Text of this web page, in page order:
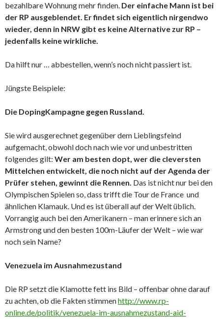
bezahlbare Wohnung mehr finden. Der einfache Mann ist bei
der RP ausgeblendet. Er findet sich eigentlich nirgendwo
wieder, denn in NRW gibt es keine Alternative zur RP –
jedenfalls keine wirkliche.
Da hilft nur … abbestellen, wenn’s noch nicht passiert ist.
Jüngste Beispiele:
Die DopingKampagne gegen Russland.
Sie wird ausgerechnet gegenüber dem Lieblingsfeind
aufgemacht, obwohl doch nach wie vor und unbestritten
folgendes gilt: Wer am besten dopt, wer die cleversten
Mittelchen entwickelt, die noch nicht auf der Agenda der
Prüfer stehen, gewinnt die Rennen. Das ist nicht nur bei den
Olympischen Spielen so, dass trifft die Tour de France und
ähnlichen Klamauk. Und es ist überall auf der Welt üblich.
Vorrangig auch bei den Amerikanern – man erinnere sich an
Armstrong und den besten 100m-Läufer der Welt – wie war
noch sein Name?
Venezuela im Ausnahmezustand
Die RP setzt die Klamotte fett ins Bild – offenbar ohne darauf
zu achten, ob die Fakten stimmenhttp://www.rp-
online.de/politik/venezuela-im-ausnahmezustand-aid-